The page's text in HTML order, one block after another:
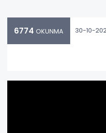
6774 OKUNMA 30-10-